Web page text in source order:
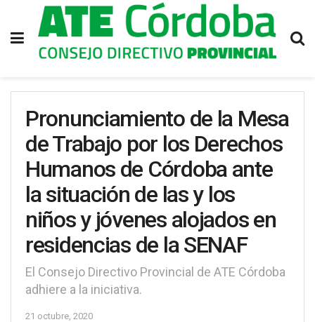
Pronunciamiento de la Mesa
de Trabajo por los Derechos
Humanos de Córdoba ante
la situación de las y los
niños y jóvenes alojados en
residencias de la SENAF
El Consejo Directivo Provincial de ATE Córdoba
adhiere a la iniciativa.
21 octubre, 2020